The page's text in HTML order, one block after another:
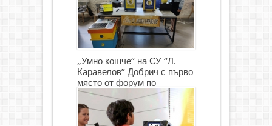
„Умно кошче“ на СУ “Л.
Каравелов” Добрич с първо
място от форум по
роботика